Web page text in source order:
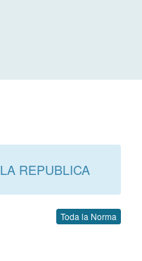
REPUBLICA
Toda la Norma